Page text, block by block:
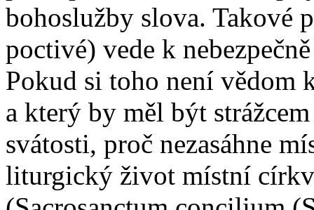
bohoslužby slova. Takové
poctivé) vede k
Pokud si toho není vědom
a který by měl být
svátosti, proč nezasáhne
liturgický život místní